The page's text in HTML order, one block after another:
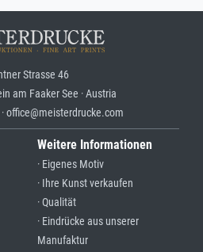
Strasse 46
am Faaker See · Austria
office@meisterdrucke.com
Weitere Informationen
· Eigenes Motiv
· Ihre Kunst verkaufen
· Qualität
· Eindrücke aus unserer
Manufaktur